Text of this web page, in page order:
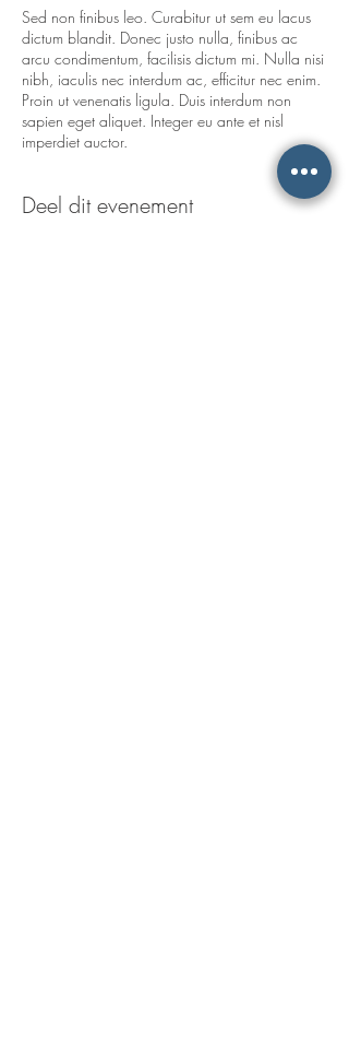
Sed non finibus leo. Curabitur ut sem eu lacus
dictum blandit. Donec justo nulla, finibus ac
arcu condimentum, facilisis dictum mi. Nulla nisi
nibh, iaculis nec interdum ac, efficitur nec enim.
Proin ut venenatis ligula. Duis interdum non
sapien eget aliquet. Integer eu ante et nisl
imperdiet auctor.
Deel dit evenement